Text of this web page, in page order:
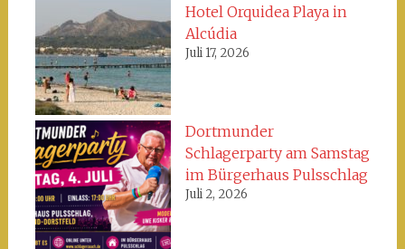
Hotel Orquidea Playa in
Alcúdia
Juli 17, 2026
Dortmunder
Schlagerparty am Samstag
im Bürgerhaus Pulsschlag
Juli 2, 2026